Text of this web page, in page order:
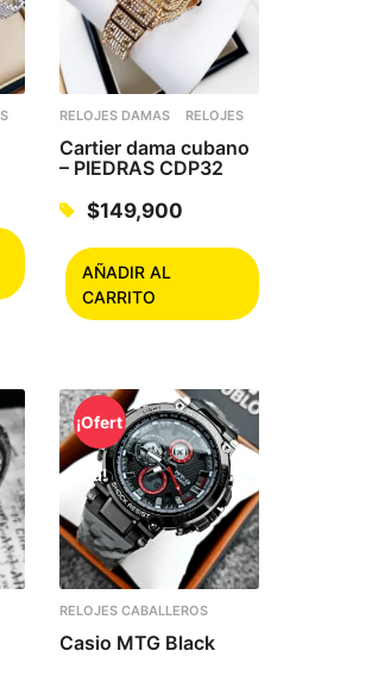
RELOJES DAMAS RELOJES
Cartier dama cubano
– PIEDRAS CDP32
$149,900
AÑADIR AL
CARRITO
¡Ofert
a!
RELOJES CABALLEROS
Casio MTG Black